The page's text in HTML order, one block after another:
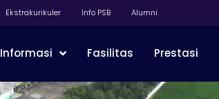
Ekstrakurikuler Info PSB Alumni
Informasi Fasilitas Prestasi